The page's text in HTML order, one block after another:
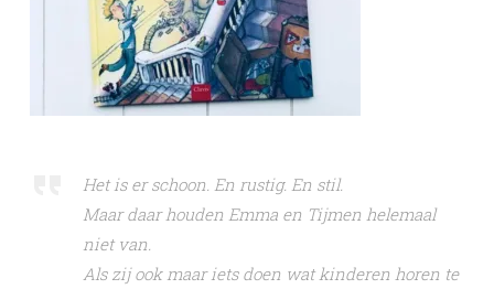
Het is er schoon. En rustig. En stil.
Maar daar houden Emma en Tijmen helemaal
niet van.
Als zij ook maar iets doen wat kinderen horen te